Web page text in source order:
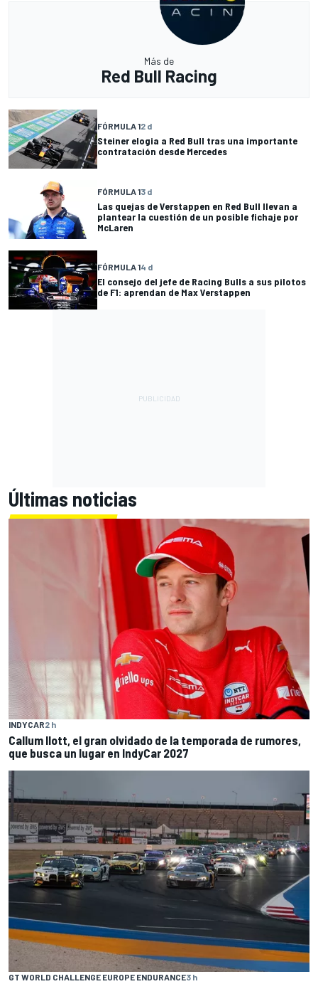
Más de
Red Bull Racing
FÓRMULA 12 d
Steiner elogia a Red Bull tras una importante
contratación desde Mercedes
FÓRMULA 13 d
Las quejas de Verstappen en Red Bull llevan a
plantear la cuestión de un posible fichaje por
McLaren
FÓRMULA 14 d
El consejo del jefe de Racing Bulls a sus pilotos
de F1: aprendan de Max Verstappen
Últimas noticias
INDYCAR2 h
Callum Ilott, el gran olvidado de la temporada de rumores,
que busca un lugar en IndyCar 2027
GT WORLD CHALLENGE EUROPE ENDURANCE3 h